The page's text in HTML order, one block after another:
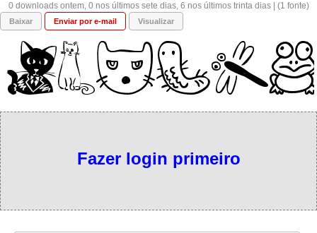
0 downloads ontem, 0 nos últimos sete dias, 6 nos últimos trinta dias | (1 fonte)
Baixar Enviar por e-mail Visualizar
Fazer login primeiro